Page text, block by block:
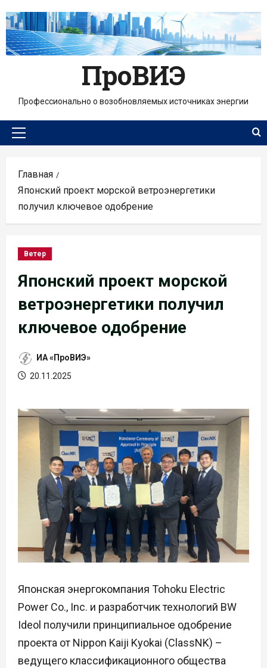
содержимому
ПроВИЭ
Профессионально о возобновляемых источниках энергии
Основное
Главная
Японский проект морской ветроэнергетики
получил ключевое одобрение
Ветер
Японский проект морской
ветроэнергетики получил
ключевое одобрение
ИА «ПроВИЭ»
20.11.2025
Японская энергокомпания Tohoku Electric
Power Co., Inc. и разработчик технологий BW
Ideol получили принципиальное одобрение
проекта от Nippon Kaiji Kyokai (ClassNK) –
ведущего классификационного общества